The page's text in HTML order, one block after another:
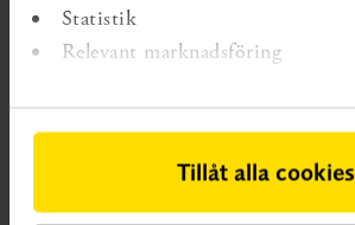
Statistik
Relevant marknadsföring
Tillåt alla cookies